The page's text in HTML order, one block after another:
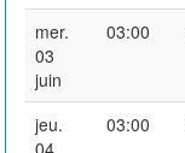
mer.
03
juin
03:00
jeu.
04
03:00